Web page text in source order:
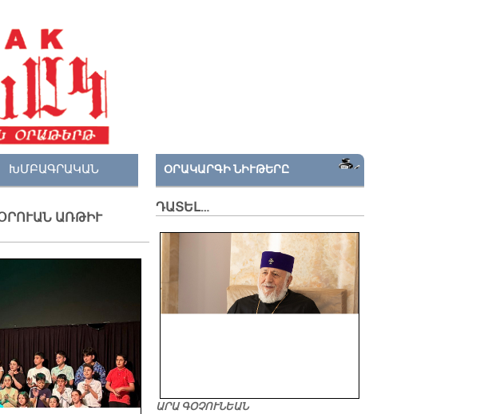
ԽՄԲԱԳՐԱԿԱՆ
ԱՌԹԻՒ
ՕՐԱԿԱՐԳԻ ՆԻՒԹԵՐԸ
ԴԱՏԵԼ…
ԱՐԱ ԳՕՉՈՒՆԵԱՆ